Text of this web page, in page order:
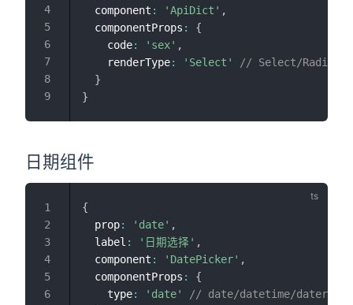
  component
: 'ApiDict' ,
  componentProps
:
{
    code
: 'sex' ,
    renderType
: 'Select'
// Select/
}
}
日期组件
{
  prop
: 'date' ,
  label
: '日期选择' ,
  component
: 'DatePicker' ,
  componentProps
:
{
    type
: 'date'
// date/datetime/